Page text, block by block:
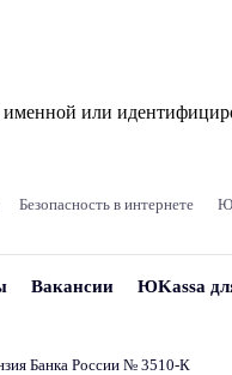
именной или
Безопасность в интернете
Вакансии ЮKassa
Банка России № 3510‑К